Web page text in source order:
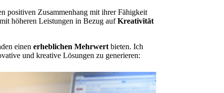
positiven Zusammenhang mit ihrer Fähigkeit
höheren Leistungen in Bezug aufKreativität
einen erheblichen Mehrwert bieten. Ich
und kreative Lösungen zu generieren: